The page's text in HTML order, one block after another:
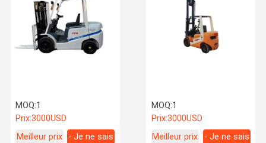
MOQ:1
Prix:3000USD
Meilleur prix
- Je ne sais
MOQ:1
Prix:3000USD
Meilleur prix
- Je ne sais